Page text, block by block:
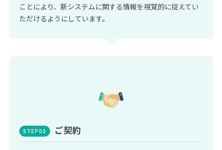
ことにより、新システムに関する情報を視覚的に捉えてい
ただけるようにしています。
ご契約